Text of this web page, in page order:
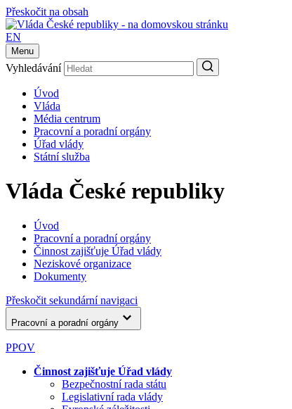
Přeskočit na obsah
EN
Menu
Vyhledávání
Úvod
Vláda
Média centrum
Pracovní a poradní orgány
Úřad vlády
Státní služba
Vláda České republiky
Úvod
Pracovní a poradní orgány
Činnost zajišťuje Úřad vlády
Neziskové organizace
Dokumenty
Přeskočit sekundární navigaci
Pracovní a poradní orgány
PPOV
Činnost zajišťuje Úřad vlády
Bezpečnostní rada státu
Legislativní rada vlády